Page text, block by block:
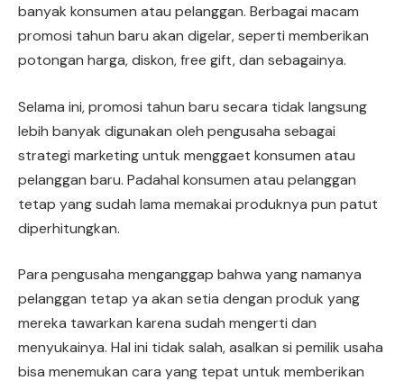
banyak konsumen atau pelanggan. Berbagai macam
promosi tahun baru akan digelar, seperti memberikan
potongan harga, diskon, free gift, dan sebagainya.
Selama ini, promosi tahun baru secara tidak langsung
lebih banyak digunakan oleh pengusaha sebagai
strategi marketing untuk menggaet konsumen atau
pelanggan baru. Padahal konsumen atau pelanggan
tetap yang sudah lama memakai produknya pun patut
diperhitungkan.
Para pengusaha menganggap bahwa yang namanya
pelanggan tetap ya akan setia dengan produk yang
mereka tawarkan karena sudah mengerti dan
menyukainya. Hal ini tidak salah, asalkan si pemilik usaha
bisa menemukan cara yang tepat untuk memberikan